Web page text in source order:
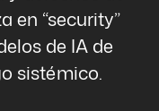
en “security”
de IA de
sistémico.